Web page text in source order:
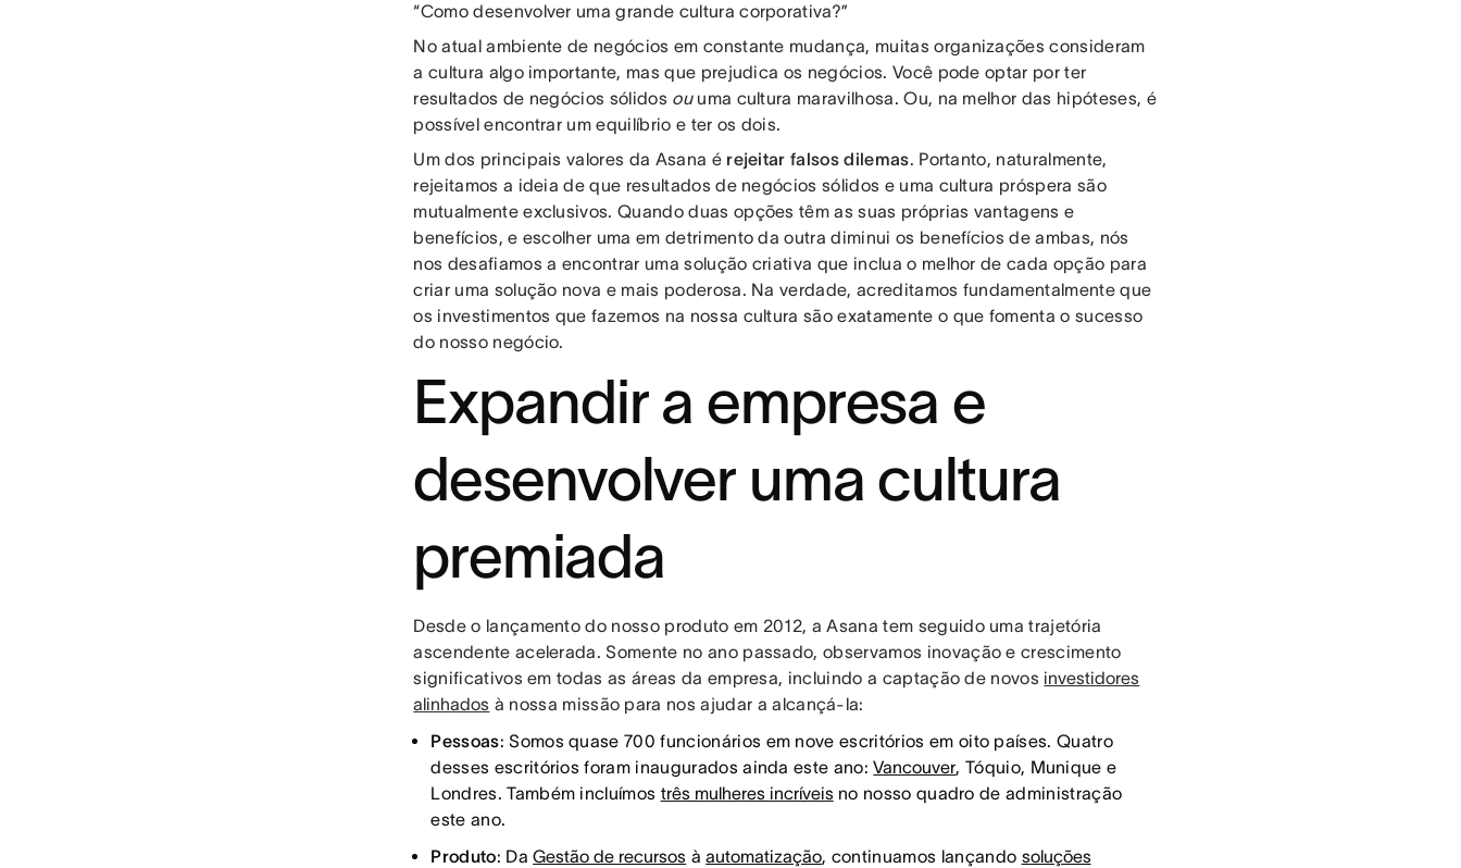
“Como desenvolver uma grande cultura corporativa?”
No atual ambiente de negócios em constante mudança, muitas organizações consideram
a cultura algo importante, mas que prejudica os negócios. Você pode optar por ter
resultados de negócios sólidos ouuma cultura maravilhosa. Ou, na melhor das hipóteses, é
possível encontrar um equilíbrio e ter os dois.
Um dos principais valores da Asana é rejeitar falsos dilemas. Portanto, naturalmente,
rejeitamos a ideia de que resultados de negócios sólidos e uma cultura próspera são
mutualmente exclusivos. Quando duas opções têm as suas próprias vantagens e
benefícios, e escolher uma em detrimento da outra diminui os benefícios de ambas, nós
nos desafiamos a encontrar uma solução criativa que inclua o melhor de cada opção para
criar uma solução nova e mais poderosa. Na verdade, acreditamos fundamentalmente que
os investimentos que fazemos na nossa cultura são exatamente o que fomenta o sucesso
do nosso negócio.
Expandir a empresa e
desenvolver uma cultura
premiada
Desde o lançamento do nosso produto em 2012, a Asana tem seguido uma trajetória
ascendente acelerada. Somente no ano passado, observamos inovação e crescimento
significativos em todas as áreas da empresa, incluindo a captação de novos investidores
alinhados à nossa missão para nos ajudar a alcançá-la:
Pessoas: Somos quase 700 funcionários em nove escritórios em oito países. Quatro
desses escritórios foram inaugurados ainda este ano:Vancouver, Tóquio, Munique e
Londres. Também incluímos três mulheres incríveis no nosso quadro de administração
este ano.
Produto: DaGestão de recursos àautomatização, continuamos lançando soluções